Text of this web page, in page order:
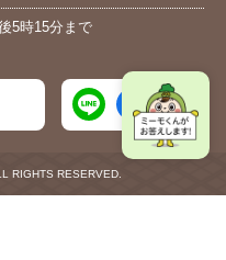
5時15分まで
RIGHTS RESERVED.